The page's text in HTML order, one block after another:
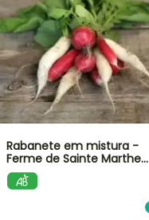
Rabanete em mistura -
Ferme de Sainte Marthe…